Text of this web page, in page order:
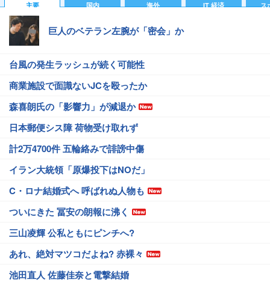
主要 国内 海外 IT 経済 ス
巨人のベテラン左腕が「密会」か
台風の発生ラッシュが続く可能性
商業施設で面識ないJCを殴ったか
森喜朗氏の「影響力」が減退か
日本郵便シス障 荷物受け取れず
計2万4700件 五輪絡みで誹謗中傷
イラン大統領「原爆投下はNOだ」
C・ロナ結婚式へ 呼ばれぬ人物も
ついにきた 冨安の朗報に沸く
三山凌輝 公私ともにピンチへ?
あれ、絶対マツコだよね? 赤裸々
池田直人 佐藤佳奈と電撃結婚